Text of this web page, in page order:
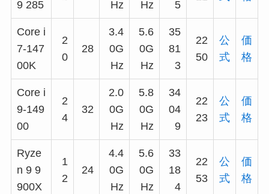
9 285
Hz
Hz
5
Core i
7-147
00K
2
0
28
3.4
0G
Hz
5.6
0G
Hz
35
81
3
22
50
公
式
価
格
Core i
9-149
00
2
4
32
2.0
0G
Hz
5.8
0G
Hz
34
04
9
22
23
公
式
価
格
Ryze
n 9 9
900X
1
2
24
4.4
0G
Hz
5.6
0G
Hz
33
18
4
22
53
公
式
価
格